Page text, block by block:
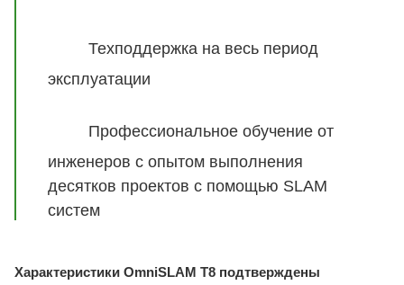
Техподдержка на весь период
эксплуатации
Профессиональное обучение от
инженеров с опытом выполнения
десятков проектов с помощью SLAM
систем
Характеристики OmniSLAM T8 подтверждены